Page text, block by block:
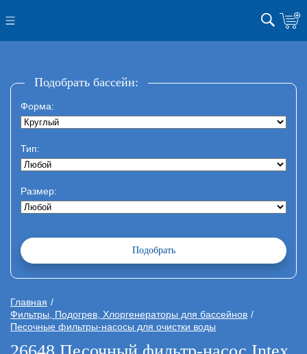
Подобрать бассейн:
Форма:
Тип:
Размер:
Главная
Фильтры, Подогрев, Хлоргенераторы для бассейнов
Песочные фильтры-насосы для очистки воды